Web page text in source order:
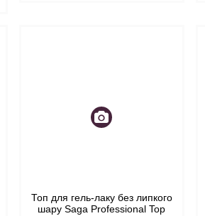
Топ для гель-лаку без липкого
шару Saga Professional Top